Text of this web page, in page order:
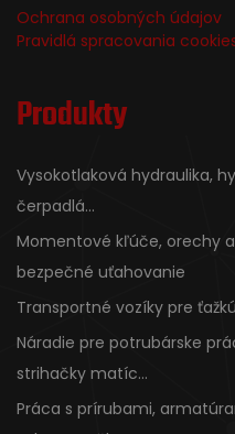
Ochrana osobných údajov
Pravidlá spracovania
Produkty
Vysokotlaková hydraulika,
čerpadlá...
Momentové kľúče, orechy
bezpečné uťahovanie
Transportné vozíky pre
Náradie pre potrubárske
strihačky matíc...
Práca s prírubami,